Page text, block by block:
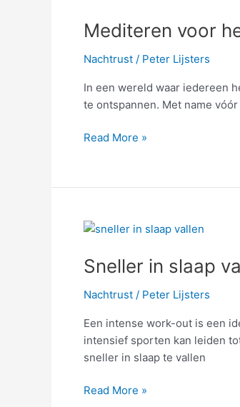
Mediteren voor
Nachtrust / Peter Lijsters
In een wereld waar iedereen
te ontspannen. Met name
het
Read More »
Sneller in slaap
Nachtrust / Peter Lijsters
Een intense work-out is een
intensief sporten kan leiden
sneller in slaap te vallen
Sneller
slaap
na
intense
work-
out;
doe
Read More »